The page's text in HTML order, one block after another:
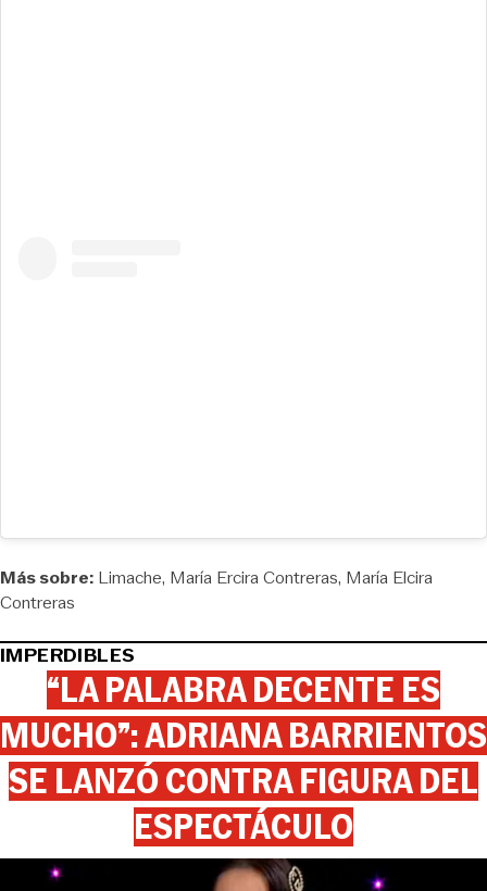
Más sobre: Limache María Ercira Contreras María Elcira
Contreras
IMPERDIBLES
“LA PALABRA DECENTE ES
MUCHO”: ADRIANA BARRIENTOS
SE LANZÓ CONTRA FIGURA DEL
ESPECTÁCULO